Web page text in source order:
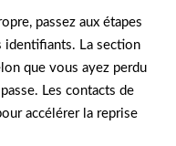
passez aux étapes
identifiants. La section
que vous ayez perdu
Les contacts de
accélérer la reprise